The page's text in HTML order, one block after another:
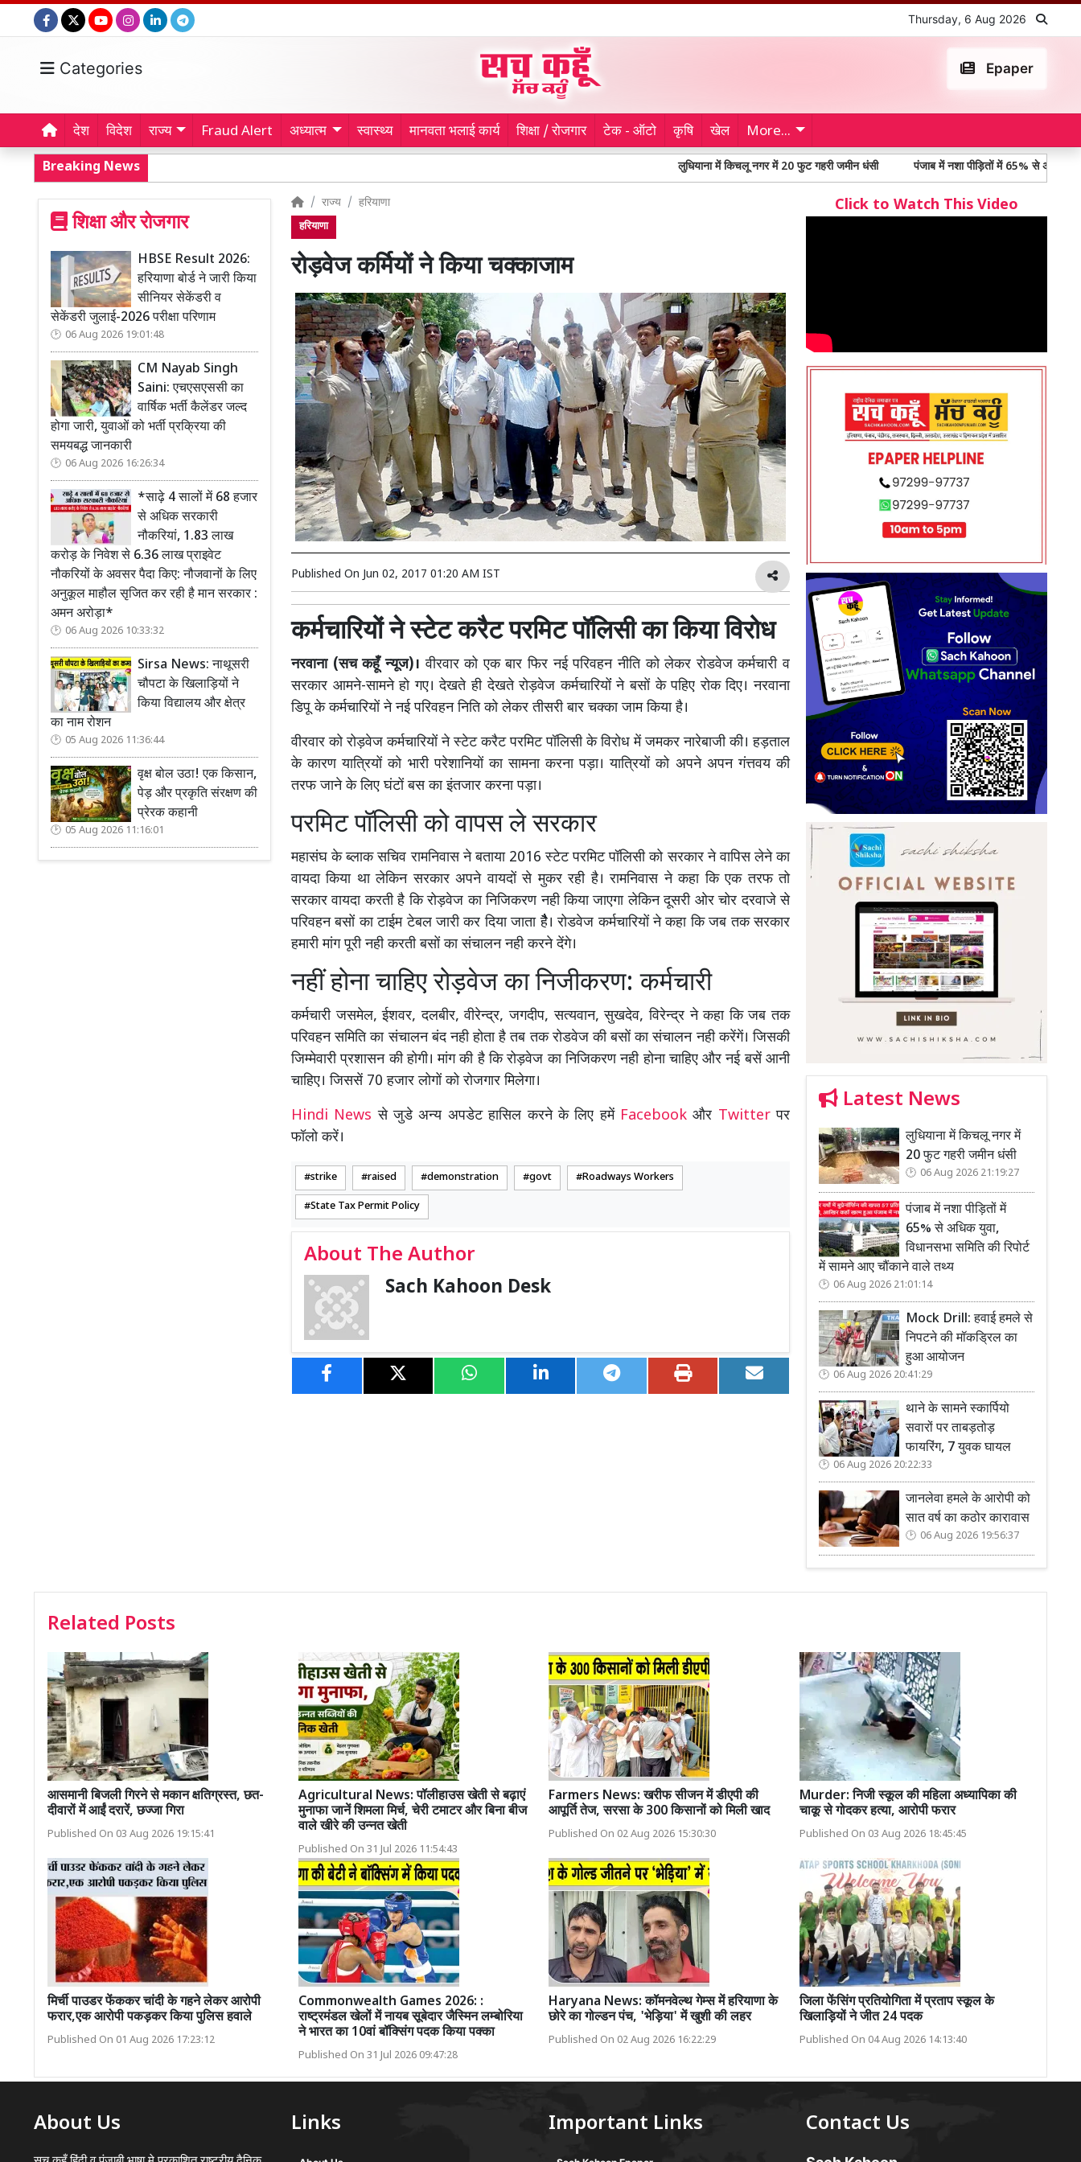
Thursday, 6 Aug 2026
Categories Epaper
देश विदेश राज्य Fraud Alert अध्यात्म स्वास्थ्य मानवता भलाई कार्य शिक्षा / रोजगार टेक - ऑटो कृषि खेल More...
Breaking News लुधियाना में किचलू नगर में 20 फुट गहरी जमीन धंसी पंजाब में नशा पीड़ितों में 65% से अधिक युवा,
शिक्षा और रोजगार
HBSE Result 2026:
हरियाणा बोर्ड ने जारी किया
सीनियर सेकेंडरी व
सेकेंडरी जुलाई-2026 परीक्षा परिणाम
06 Aug 2026 19:01:48
CM Nayab Singh
Saini: एचएसएससी का
वार्षिक भर्ती कैलेंडर जल्द
होगा जारी, युवाओं को भर्ती प्रक्रिया की
समयबद्ध जानकारी
06 Aug 2026 16:26:34
*साढ़े 4 सालों में 68 हजार
से अधिक सरकारी
नौकरियां, 1.83 लाख
करोड़ के निवेश से 6.36 लाख प्राइवेट
नौकरियों के अवसर पैदा किए: नौजवानों के लिए
अनुकूल माहौल सृजित कर रही है मान सरकार :
अमन अरोड़ा*
06 Aug 2026 10:33:32
Sirsa News: नाथूसरी
चौपटा के खिलाड़ियों ने
किया विद्यालय और क्षेत्र
का नाम रोशन
05 Aug 2026 11:36:44
वृक्ष बोल उठा! एक किसान,
पेड़ और प्रकृति संरक्षण की
प्रेरक कहानी
05 Aug 2026 11:16:01
राज्य हरियाणा
हरियाणा
रोड़वेज कर्मियों ने किया चक्काजाम
Published On Jun 02, 2017 01:20 AM IST
कर्मचारियों ने स्टेट करैट परमिट पॉलिसी का किया विरोध
नरवाना (सच कहूँ न्यूज)। वीरवार को एक बार फिर नई परिवहन नीति को लेकर रोडवेज कर्मचारी व
सरकार आमने-सामने हो गए। देखते ही देखते रोड़वेज कर्मचारियोंं ने बसों के पहिए रोक दिए। नरवाना
डिपू के कर्मचारियों ने नई परिवहन निति को लेकर तीसरी बार चक्का जाम किया है।
वीरवार को रोड़वेज कर्मचारियों ने स्टेट करैट परमिट पॉलिसी के विरोध में जमकर नारेबाजी की। हड़ताल
के कारण यात्रियों को भारी परेशानियों का सामना करना पड़ा। यात्रियों को अपने अपन गंत्तवय की
तरफ जाने के लिए घंटों बस का इंतजार करना पड़ा।
परमिट पॉलिसी को वापस ले सरकार
महासंघ के ब्लाक सचिव रामनिवास ने बताया 2016 स्टेट परमिट पॉलिसी को सरकार ने वापिस लेने का
वायदा किया था लेकिन सरकार अपने वायदों से मुकर रही है। रामनिवास ने कहा कि एक तरफ तो
सरकार वायदा करती है कि रोड़वेज का निजिकरण नही किया जाएगा लेकिन दूसरी ओर चोर दरवाजे से
परिवहन बसों का टाईम टेबल जारी कर दिया जाता हैैैैै। रोडवेज कर्मचारियों ने कहा कि जब तक सरकार
हमारी मांग पूरी नही करती बसों का संचालन नही करने देंगे।
नहीं होना चाहिए रोड़वेज का निजीकरण: कर्मचारी
कर्मचारी जसमेल, ईशवर, दलबीर, वीरेन्द्र, जगदीप, सत्यवान, सुखदेव, विरेन्द्र ने कहा कि जब तक
परिवहन समिति का संचालन बंद नही होता है तब तक रोडवेज की बसों का संचालन नही करेंगें। जिसकी
जिम्मेवारी प्रशासन की होगी। मांग की है कि रोड़वेज का निजिकरण नही होना चाहिए और नई बसें आनी
चाहिए। जिससें 70 हजार लोगों को रोजगार मिलेगा।
Hindi Newsसे जुडे अन्य अपडेट हासिल करने के लिए हमें Facebookऔर Twitterपर
फॉलो करें।
strike raised demonstration govt Roadways Workers
State Tax Permit Policy
About The Author
Sach Kahoon Desk
Click to Watch This Video
Latest News
लुधियाना में किचलू नगर में
20 फुट गहरी जमीन धंसी
06 Aug 2026 21:19:27
पंजाब में नशा पीड़ितों में
65% से अधिक युवा,
विधानसभा समिति की रिपोर्ट
में सामने आए चौंकाने वाले तथ्य
06 Aug 2026 21:01:14
Mock Drill: हवाई हमले से
निपटने की मॉकड्रिल का
हुआ आयोजन
06 Aug 2026 20:41:29
थाने के सामने स्कार्पियो
सवारों पर ताबड़तोड़
फायरिंग, 7 युवक घायल
06 Aug 2026 20:22:33
जानलेवा हमले के आरोपी को
सात वर्ष का कठोर कारावास
06 Aug 2026 19:56:37
Related Posts
आसमानी बिजली गिरने से मकान क्षतिग्रस्त, छत-
दीवारों में आईं दरारें, छज्जा गिरा
Published On 03 Aug 2026 19:15:41
Agricultural News: पॉलीहाउस खेती से बढ़ाएं
मुनाफा जानें शिमला मिर्च, चेरी टमाटर और बिना बीज
वाले खीरे की उन्नत खेती
Published On 31 Jul 2026 11:54:43
Farmers News: खरीफ सीजन में डीएपी की
आपूर्ति तेज, सरसा के 300 किसानों को मिली खाद
Published On 02 Aug 2026 15:30:30
Murder: निजी स्कूल की महिला अध्यापिका की
चाकू से गोदकर हत्या, आरोपी फरार
Published On 03 Aug 2026 18:45:45
मिर्ची पाउडर फेंककर चांदी के गहने लेकर आरोपी
फरार,एक आरोपी पकड़कर किया पुलिस हवाले
Published On 01 Aug 2026 17:23:12
Commonwealth Games 2026: :
राष्ट्रमंडल खेलों में नायब सूबेदार जैस्मिन लम्बोरिया
ने भारत का 10वां बॉक्सिंग पदक किया पक्का
Published On 31 Jul 2026 09:47:28
Haryana News: कॉमनवेल्थ गेम्स में हरियाणा के
छोरे का गोल्डन पंच, 'भेड़िया' में खुशी की लहर
Published On 02 Aug 2026 16:22:29
जिला फेंसिंग प्रतियोगिता में प्रताप स्कूल के
खिलाड़ियों ने जीत 24 पदक
Published On 04 Aug 2026 14:13:40
About Us Links Important Links Contact Us